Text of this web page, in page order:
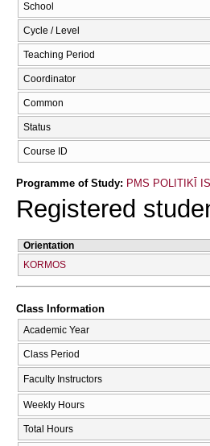
School
Cycle / Level
Teaching Period
Coordinator
Common
Status
Course ID
Programme of Study: PMS POLITIKĪ
Registered
Orientation
KORMOS
Class Information
Academic Year
Class Period
Faculty Instructors
Weekly Hours
Total Hours